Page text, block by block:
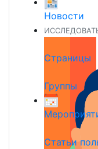
Новости
Страницы
Группы
Статьи